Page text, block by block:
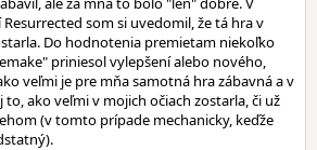
som si uvedomil, že tá hra v
Do hodnotenia premietam niekoľko
priniesol vylepšení alebo nového,
veľmi je pre mňa samotná hra zábavná a v
ako veľmi v mojich očiach zostarla, či už
(v tomto prípade mechanicky, keďže